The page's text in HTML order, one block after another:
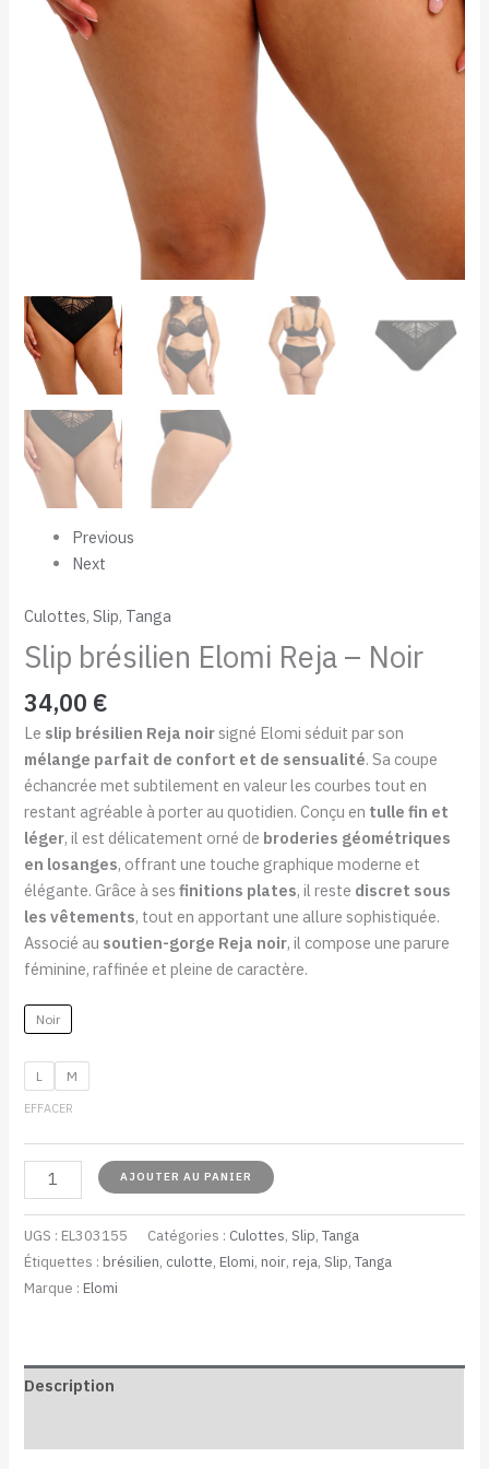
Previous
Next
Culottes,Slip, Tanga
Slip brésilien Elomi Reja – Noir
34,00 €
Le slip brésilien Reja noirsigné Elomi séduit par son
mélange parfait de confort et de sensualité. Sa coupe
échancrée met subtilement en valeur les courbes tout en
restant agréable à porter au quotidien. Conçu en tulle fin et
léger, il est délicatement orné de broderies géométriques
en losanges, offrant une touche graphique moderne et
élégante. Grâce à sesfinitions plates, il reste discret sous
les vêtements, tout en apportant une allure sophistiquée.
Associé au soutien-gorge Reja noir, il compose une parure
féminine, raffinée et pleine de caractère.
Noir
L M
EFFACER
AJOUTER AU PANIER
UGS : EL303155 Catégories : Culottes,Slip,Tanga
Étiquettes :brésilien, culotte,Elomi,noir,reja,Slip,Tanga
Marque :Elomi
Description